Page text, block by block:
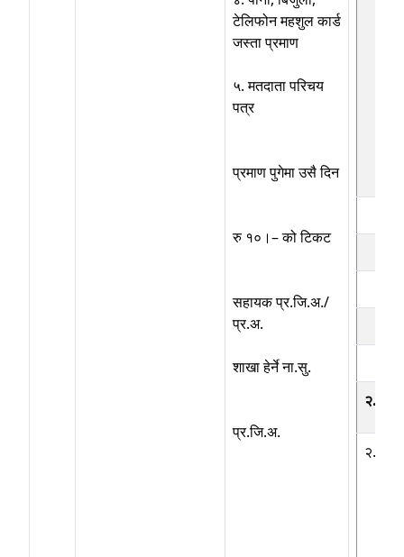
टेलिफोन महशुल कार्ड
जस्ता प्रमाण
५. मतदाता परिचय
पत्र
प्रमाण पुगेमा उसै दिन
रु १०।– को टिकट
सहायक प्र.जि.अ./
प्र.अ.
शाखा हेर्ने ना.सु.
प्र.जि.अ.
२.
२.१